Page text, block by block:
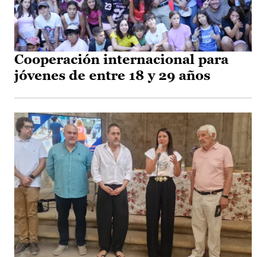
Cooperación internacional para
jóvenes de entre 18 y 29 años